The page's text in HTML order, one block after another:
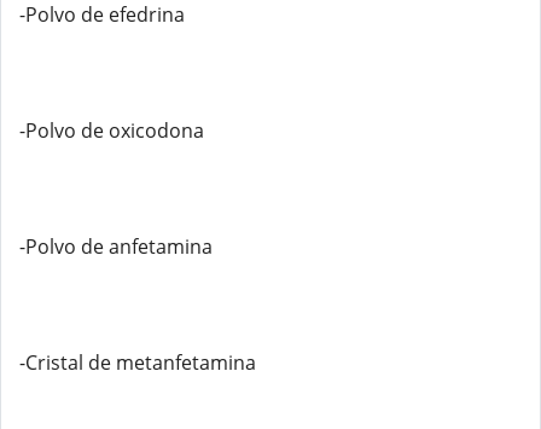
-Polvo de efedrina
-Polvo de oxicodona
-Polvo de anfetamina
-Cristal de metanfetamina